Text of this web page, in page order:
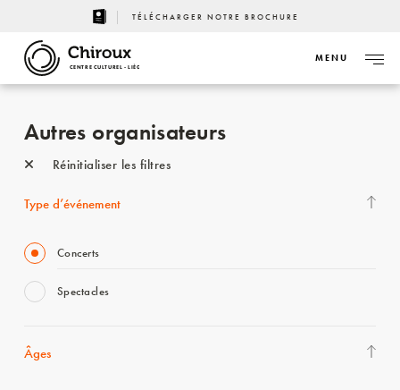
TÉLÉCHARGER NOTRE BROCHURE
CENTRE CULTUREL - LIÈGE
MENU
Autres organisateurs
Réinitialiser les filtres
Type d’événement
Concerts
Spectacles
Âges